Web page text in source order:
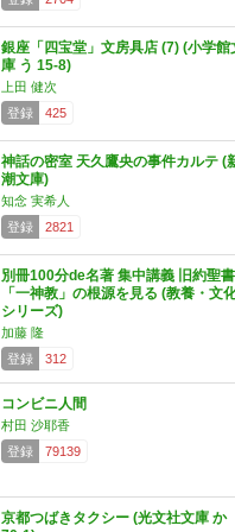
銀座「四宝堂」文房具店 (7) (小学館
庫 う 15-8)
上田 健次
登録
425
神話の密室 天久鷹央の事件カルテ (
潮文庫)
知念 実希人
登録
2821
別冊100分de名著 集中講義 旧約聖書
「一神教」の根源を見る (教養・文
シリーズ)
加藤 隆
登録
312
コンビニ人間
村田 沙耶香
登録
79139
京都つばきタクシー (光文社文庫 か